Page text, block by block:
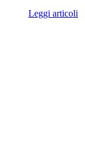
Leggi articoli